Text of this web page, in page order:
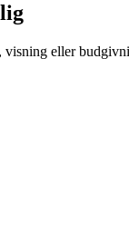
visning eller